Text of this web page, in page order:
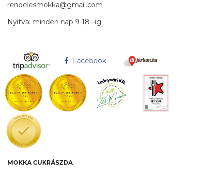
rendelesmokka@gmail.com
Nyitva: minden nap 9-18 –ig
Facebook
MOKKA CUKRÁSZDA